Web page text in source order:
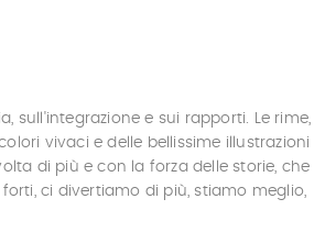
sull'integrazione e sui rapporti. Le rime,
vivaci e delle bellissime illustrazioni
di più e con la forza delle storie, che
ci divertiamo di più, stiamo meglio,